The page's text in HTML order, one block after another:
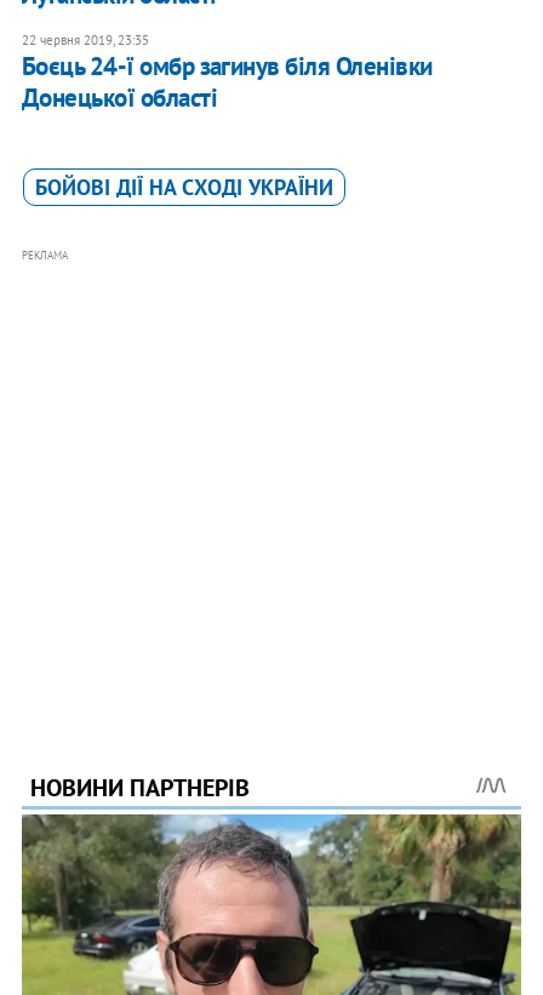
22 червня 2019, 23:35
Боєць 24-ї омбр загинув біля Оленівки
Донецької області
БОЙОВІ ДІЇ НА СХОДІ УКРАЇНИ
РЕКЛАМА